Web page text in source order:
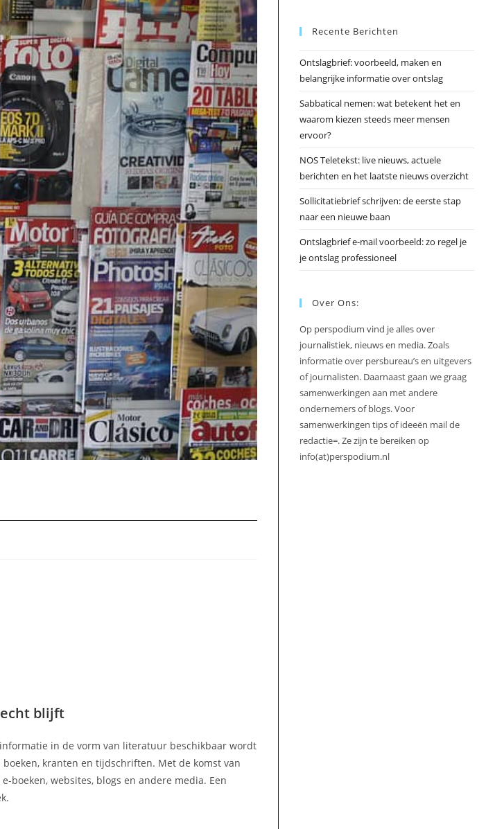
blijft
in de vorm van literatuur beschikbaar wordt
kranten en tijdschriften. Met de komst van
websites, blogs en andere media. Een
Recente Berichten
Ontslagbrief: voorbeeld, maken en
belangrijke informatie over ontslag
Sabbatical nemen: wat betekent het en
waarom kiezen steeds meer mensen
ervoor?
NOS Teletekst: live nieuws, actuele
berichten en het laatste nieuws overzicht
Sollicitatiebrief schrijven: de eerste stap
naar een nieuwe baan
Ontslagbrief e-mail voorbeeld: zo regel je
je ontslag professioneel
Over Ons:
Op perspodium vind je alles over
journalistiek, nieuws en media. Zoals
informatie over persbureau’s en uitgevers
of journalisten. Daarnaast gaan we graag
samenwerkingen aan met andere
ondernemers of blogs. Voor
samenwerkingen tips of ideeën mail de
redactie=. Ze zijn te bereiken op
info(at)perspodium.nl